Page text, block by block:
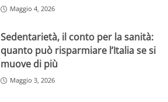
Maggio 4, 2026
Sedentarietà, il conto per la sanità:
quanto può risparmiare l’Italia se si
muove di più
Maggio 3, 2026